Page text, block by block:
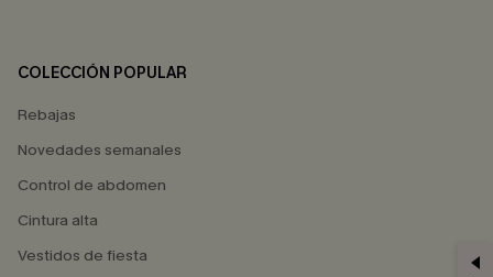
COLECCIÓN POPULAR
Rebajas
Novedades semanales
Control de abdomen
Cintura alta
Vestidos de fiesta